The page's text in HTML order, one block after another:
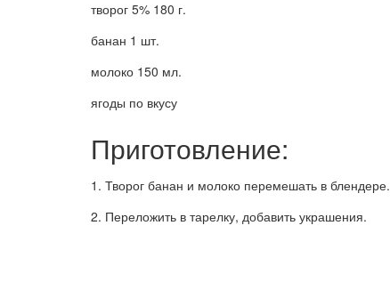
творог 5% 180 г.
банан 1 шт.
молоко 150 мл.
ягоды по вкусу
Приготовление:
1. Творог банан и молоко перемешать в блендере.
2. Переложить в тарелку, добавить украшения.